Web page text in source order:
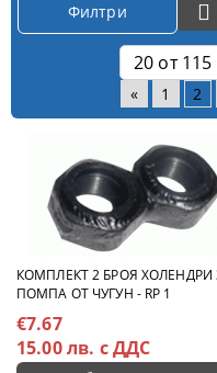
Филтри
« 1 2
КОМПЛЕКТ 2 БРОЯ ХОЛЕНДРИ
ПОМПА ОТ ЧУГУН - RP 1
€7.67
15.00 лв. с ДДС